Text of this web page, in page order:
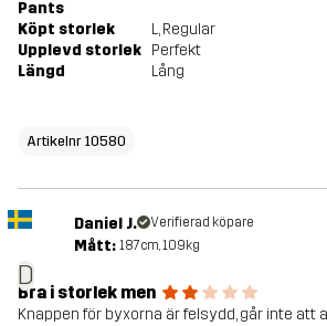
Pants
Köpt storlek L, Regular
Upplevd storlek Perfekt
Längd
Lång
Artikelnr 10580
D
Daniel J. Verifierad köpare
Mått: 187cm, 109kg
Bra i storlek men
Knappen för byxorna är felsydd, går inte att